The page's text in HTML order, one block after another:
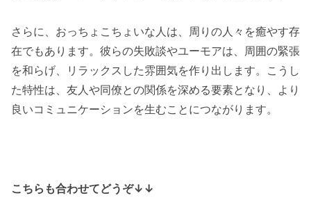
さらに、おっちょこちょいな人は、周りの人々を癒やす存
在でもあります。彼らの失敗談やユーモアは、周囲の緊張
を和らげ、リラックスした雰囲気を作り出します。こうし
た特性は、友人や同僚との関係を深める要素となり、より
良いコミュニケーションを生むことにつながります。
こちらも合わせてどうぞ↓↓